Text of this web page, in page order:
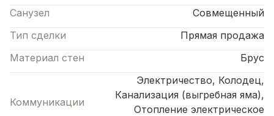
Санузел
Совмещенный
Тип сделки
Прямая продажа
Материал стен
Брус
Коммуникации
Электричество, Колодец,
Канализация (выгребная яма),
Отопление электрическое